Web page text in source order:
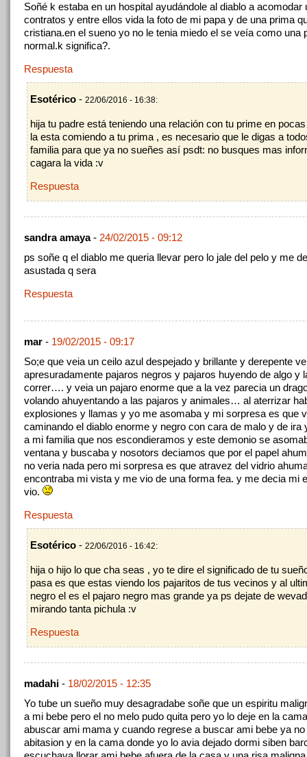
Soñé k estaba en un hospital ayudándole al diablo a acomodar
contratos y entre ellos vida la foto de mi papa y de una prima
cristiana.en el sueno yo no le tenia miedo el se veía como una
normal.k significa?.
Respuesta
Esotérico - 22/06/2016 - 16:38:
hija tu padre está teniendo una relación con tu prime en
la esta comiendo a tu prima , es necesario que le digas a
familia para que ya no sueñes así psdt: no busques mas
cagara la vida :v
Respuesta
sandra amaya- 24/02/2015 - 09:12
ps soñe q el diablo me queria llevar pero lo jale del pelo y me
asustada q sera
Respuesta
mar - 19/02/2015 - 09:17
So;e que veia un ceilo azul despejado y brillante y derepente
apresuradamente pajaros negros y pajaros huyendo de algo y
correr…. y veia un pajaro enorme que a la vez parecia un
volando ahuyentando a las pajaros y animales… al aterrizar
explosiones y llamas y yo me asomaba y mi sorpresa es que
caminando el diablo enorme y negro con cara de malo y de ira
a mi familia que nos escondieramos y este demonio se
ventana y buscaba y nosotors deciamos que por el papel
no veria nada pero mi sorpresa es que atravez del vidrio
encontraba mi vista y me vio de una forma fea. y me decia mi
vio.
Respuesta
Esotérico - 22/06/2016 - 16:42:
hija o hijo lo que cha seas , yo te dire el significado de tu
pasa es que estas viendo los pajaritos de tus vecinos y al
negro el es el pajaro negro mas grande ya ps dejate de
mirando tanta pichula :v
Respuesta
madahi - 18/02/2015 - 12:35
Yo tube un sueño muy desagradabe soñe que un espiritu
a mi bebe pero el no melo pudo quita pero yo lo deje en la
abuscar ami mama y cuando regrese a buscar ami bebe ya
abitasion y en la cama donde yo lo avia dejado dormi siben